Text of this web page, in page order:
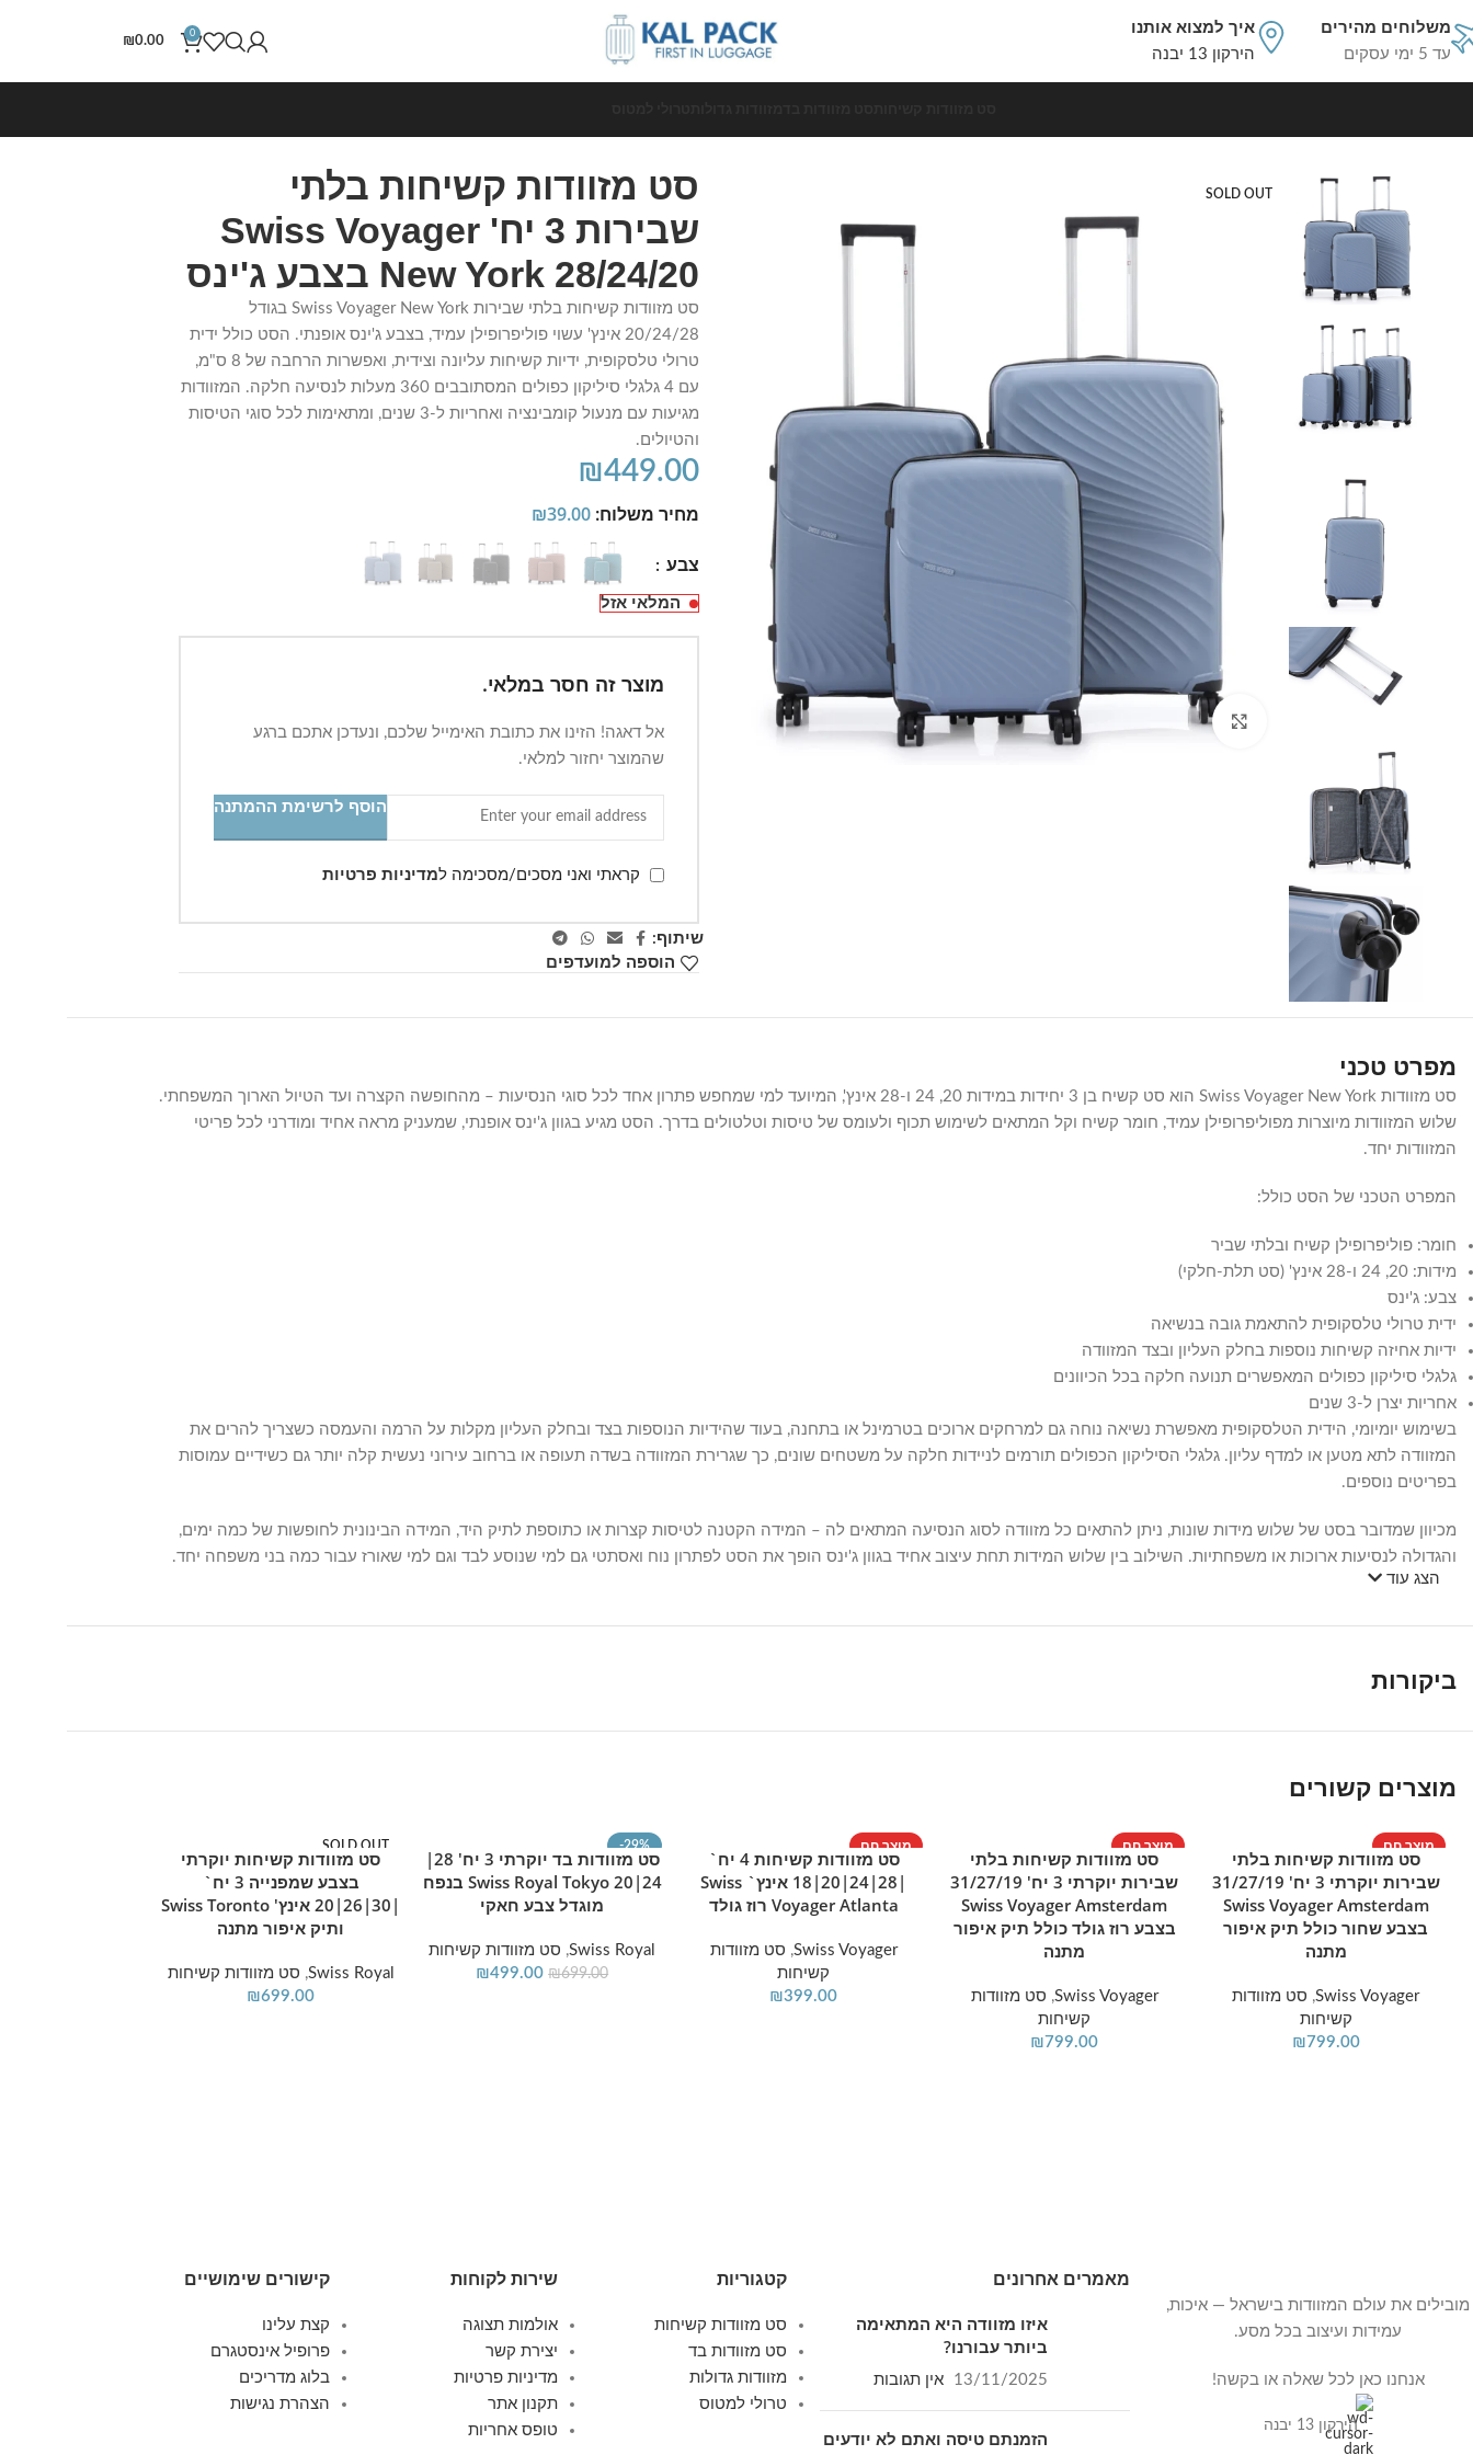
משלוחים מהירים
עד 5 ימי עסקים
איך למצוא אותנו
הירקון 13 יבנה
0
₪0.00
SOLD OUT
Click to enlarge
סט מזוודות קשיחות בלתי
שבירות 3 יח' Swiss Voyager
New York 28/24/20 בצבע ג'ינס
סט מזוודות קשיחות בלתי שבירות Swiss Voyager New York בגודל
20/24/28 אינץ' עשוי פוליפרופילן עמיד, בצבע ג'ינס אופנתי. הסט כולל ידית
טרולי טלסקופית, ידיות קשיחות עליונה וצידית, ואפשרות הרחבה של 8 ס"מ,
עם 4 גלגלי סיליקון כפולים המסתובבים 360 מעלות לנסיעה חלקה. המזוודות
מגיעות עם מנעול קומבינציה ואחריות ל-3 שנים, ומתאימות לכל סוגי הטיסות
והטיולים.
₪449.00
מחיר משלוח: ₪39.00
צבע
המלאי אזל
מוצר זה חסר במלאי.
אל דאגה! הזינו את כתובת האימייל שלכם, ונעדכן אתכם ברגע
שהמוצר יחזור למלאי.
הוסף לרשימת ההמתנה
קראתי ואני מסכים/מסכימה למדיניות פרטיות
שיתוף:
הוספה למועדפים
מפרט טכני
סט מזוודות Swiss Voyager New York הוא סט קשיח בן 3 יחידות במידות 20, 24 ו-28 אינץ', המיועד למי שמחפש פתרון אחד לכל סוגי הנסיעות – מהחופשה הקצרה ועד הטיול הארוך המשפחתי.
שלוש המזוודות מיוצרות מפוליפרופילן עמיד, חומר קשיח וקל המתאים לשימוש תכוף ולעומס של טיסות וטלטולים בדרך. הסט מגיע בגוון ג'ינס אופנתי, שמעניק מראה אחיד ומודרני לכל פריטי
המזוודות יחד.
המפרט הטכני של הסט כולל:
חומר: פוליפרופילן קשיח ובלתי שביר
מידות: 20, 24 ו-28 אינץ' (סט תלת-חלקי)
צבע: ג'ינס
ידית טרולי טלסקופית להתאמת גובה בנשיאה
ידיות אחיזה קשיחות נוספות בחלק העליון ובצד המזוודה
גלגלי סיליקון כפולים המאפשרים תנועה חלקה בכל הכיוונים
אחריות יצרן ל-3 שנים
בשימוש יומיומי, הידית הטלסקופית מאפשרת נשיאה נוחה גם למרחקים ארוכים בטרמינל או בתחנה, בעוד שהידיות הנוספות בצד ובחלק העליון מקלות על הרמה והעמסה כשצריך להרים את
המזוודה לתא מטען או למדף עליון. גלגלי הסיליקון הכפולים תורמים לניידות חלקה על משטחים שונים, כך שגרירת המזוודה בשדה תעופה או ברחוב עירוני נעשית קלה יותר גם כשידיים עמוסות
בפריטים נוספים.
מכיוון שמדובר בסט של שלוש מידות שונות, ניתן להתאים כל מזוודה לסוג הנסיעה המתאים לה – המידה הקטנה לטיסות קצרות או כתוספת לתיק היד, המידה הבינונית לחופשות של כמה ימים,
והגדולה לנסיעות ארוכות או משפחתיות. השילוב בין שלוש המידות תחת עיצוב אחיד בגוון ג'ינס הופך את הסט לפתרון נוח ואסתטי גם למי שנוסע לבד וגם למי שאורז עבור כמה בני משפחה יחד.
הצג עוד
ביקורות
מוצרים קשורים
מוצר חם
הוספה לסל
סט מזוודות קשיחות בלתי
שבירות יוקרתי 3 יח' 31/27/19
Swiss Voyager Amsterdam
בצבע שחור כולל תיק איפור
מתנה
Swiss Voyager
, סט מזוודות
קשיחות
₪799.00
מוצר חם
הוספה לסל
סט מזוודות קשיחות בלתי
שבירות יוקרתי 3 יח' 31/27/19
Swiss Voyager Amsterdam
בצבע רוז גולד כולל תיק איפור
מתנה
Swiss Voyager
, סט מזוודות
קשיחות
₪799.00
מוצר חם
הוספה לסל
סט מזוודות קשיחות 4 יח`
|28|24|20|18 אינץ` Swiss
Voyager Atlanta רוז גולד
Swiss Voyager
, סט מזוודות
קשיחות
₪399.00
-29%
מידע נוסף
סט מזוודות בד יוקרתי 3 יח' 28|
24|20 Swiss Royal Tokyo בנפח
מוגדל צבע חאקי
Swiss Royal
, סט מזוודות קשיחות
₪699.00
₪499.00
SOLD OUT
מידע נוסף
סט מזוודות קשיחות יוקרתי
בצבע שמפנייה 3 יח`
|30|26|20 אינץ' Swiss Toronto
ותיק איפור מתנה
Swiss Royal
, סט מזוודות קשיחות
₪699.00
מובילים את עולם המזוודות בישראל — איכות,
עמידות ועיצוב בכל מסע.
אנחנו כאן לכל שאלה או בקשה!
הירקון 13 יבנה
מאמרים אחרונים
איזו מזוודה היא המתאימה
ביותר עבורנו?
13/11/2025 אין תגובות
הזמנתם טיסה ואתם לא יודעים
קטגוריות
סט מזוודות קשיחות
סט מזוודות בד
מזוודות גדולות
טרולי למטוס
שירות לקוחות
אולמות תצוגה
יצירת קשר
מדיניות פרטיות
תקנון אתר
טופס אחריות
קישורים שימושיים
קצת עלינו
פרופיל אינסטגרם
בלוג מדריכים
הצהרת נגישות